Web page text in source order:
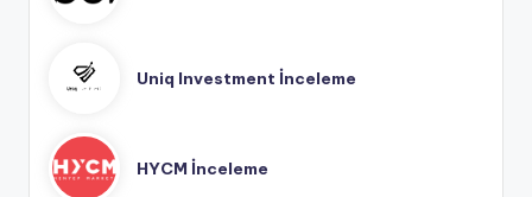
Uniq Investment İnceleme
HYCM İnceleme